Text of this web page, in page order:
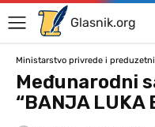
Glasnik.org
Ministarstvo privrede i
Međunarodni
“BANJA LUKA